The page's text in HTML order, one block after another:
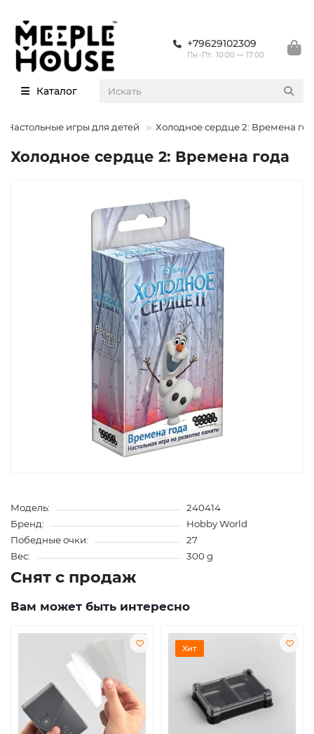
+79629102309
Пн.-Пт.: 10:00 — 17:00
Каталог
Настольные игры для детей Холодное сердце 2: Времена
Холодное сердце 2: Времена года
Модель:
240414
Бренд:
Hobby World
Победные очки:
27
Вес:
300 g
Снят с продаж
Вам может быть интересно
Хит